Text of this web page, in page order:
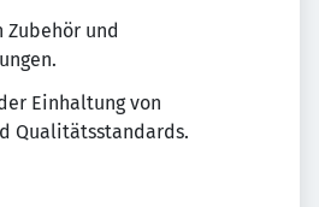
und
Einhaltung von
Qualitätsstandards.